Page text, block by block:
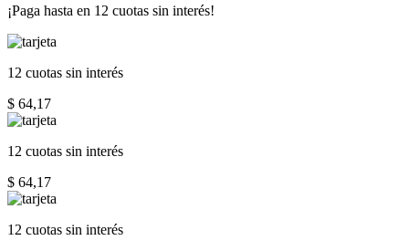
¡Paga hasta en 12 cuotas sin interés!
12 cuotas sin interés
$ 64,17
12 cuotas sin interés
$ 64,17
12 cuotas sin interés